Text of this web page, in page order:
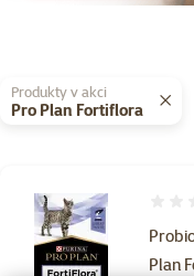
Produkty v akci
Pro Plan Fortiflora
Produkty v kategorii
Plan